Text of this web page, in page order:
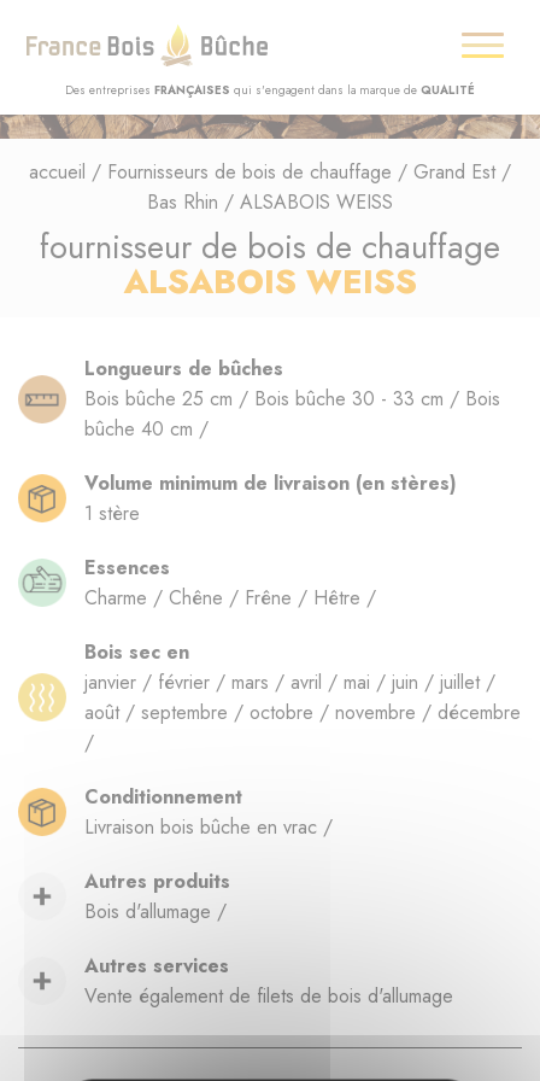
Des entreprises FRANÇAISES qui s'engagent dans la marque de QUALITÉ
accueil / Fournisseurs de bois de chauffage / Grand Est/
Bas Rhin / ALSABOIS WEISS
fournisseur de bois de chauffage
ALSABOIS WEISS
Longueurs de bûches
Bois bûche 25 cm / Bois bûche 30 - 33 cm / Bois
bûche 40 cm /
Volume minimum de livraison (en stères)
1 stère
Essences
Charme / Chêne / Frêne / Hêtre /
Bois sec en
janvier / février / mars / avril / mai / juin / juillet /
août / septembre / octobre / novembre / décembre
/
Conditionnement
Livraison bois bûche en vrac /
Autres produits
Bois d'allumage /
Autres services
Vente également de filets de bois d'allumage